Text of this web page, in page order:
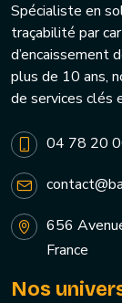
Spécialiste en
traçabilité par
d’encaissement
plus de 10 ans,
de services clés
04 78 20
656
France
Nos